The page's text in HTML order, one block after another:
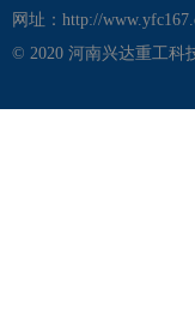
网址：http://
© 2020 河南兴达重工科